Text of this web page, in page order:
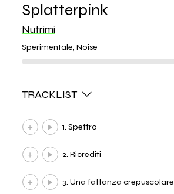
Splatterpink
Nutrimi
Sperimentale, Noise
TRACKLIST
1. Spettro
2. Ricrediti
3. Una fattanza crepuscolare